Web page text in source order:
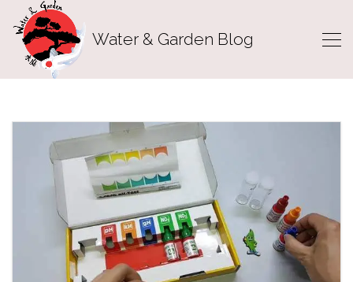
Water & Garden Blog